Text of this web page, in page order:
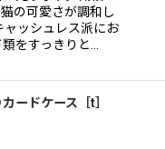
の可愛さが調和し
ャッシュレス派にお
をすっきりと…
ードケース［t］